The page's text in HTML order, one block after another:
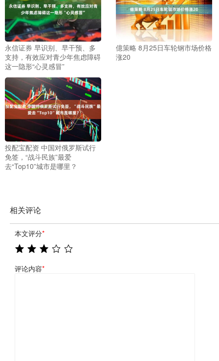
永信证券 早识别、早干预、多
支持，有效应对青少年焦虑障碍
这一隐形“心灵感冒”
億策略 8月25日车轮钢市场价格
涨20
投配宝配资 中国对俄罗斯试行
免签，“战斗民族”最爱
去“Top10”城市是哪里？
相关评论
本文评分*
评论内容*